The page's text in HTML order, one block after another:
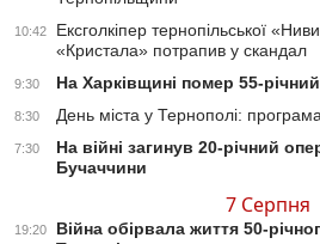
10:42
Ексголкіпер тернопільської
«Кристала» потрапив у скандал
9:30 На Харківщині помер 55-
8:30 День міста у Тернополі:
7:30
На війні загинув 20-річний
Бучаччини
7 Серпня
19:20
Війна обірвала життя 50-